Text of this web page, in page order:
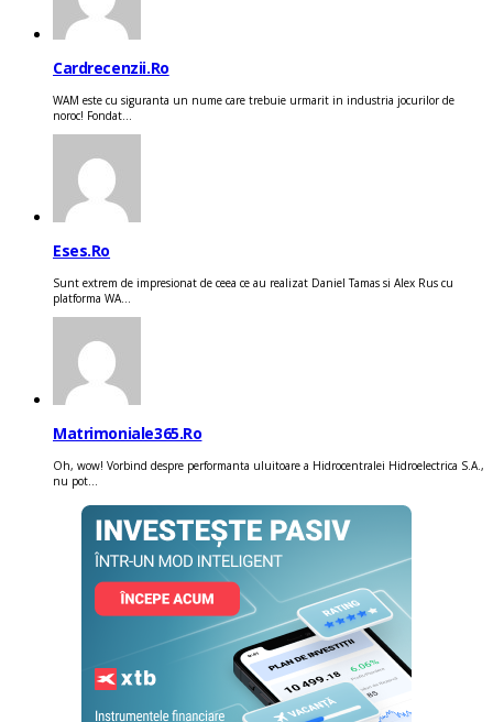
Cardrecenzii.ro
WAM este cu siguranta un nume care trebuie urmarit in industria jocurilor de
noroc! Fondat...
Eses.ro
Sunt extrem de impresionat de ceea ce au realizat Daniel Tamas si Alex Rus cu
platforma WA...
Matrimoniale365.ro
Oh, wow! Vorbind despre performanta uluitoare a Hidrocentralei Hidroelectrica S.A.,
nu pot...